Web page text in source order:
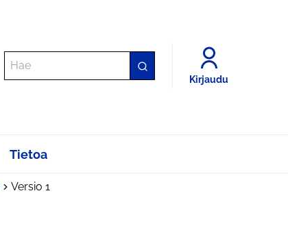
Kirjaudu
Tietoa
Versio 1